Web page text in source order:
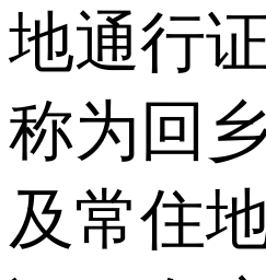
地通行
称为回
及常住